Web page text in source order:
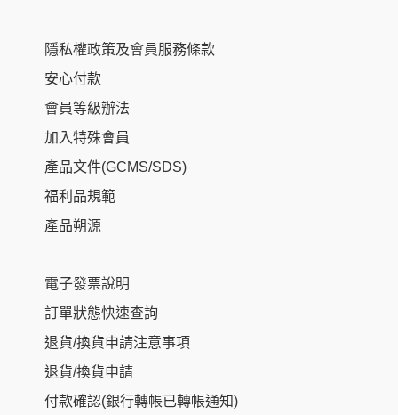
隱私權政策及會員服務條款
安心付款
會員等級辦法
加入特殊會員
產品文件(GCMS/SDS)
福利品規範
產品朔源
電子發票說明
訂單狀態快速查詢
退貨/換貨申請注意事項
退貨/換貨申請
付款確認(銀行轉帳已轉帳通知)